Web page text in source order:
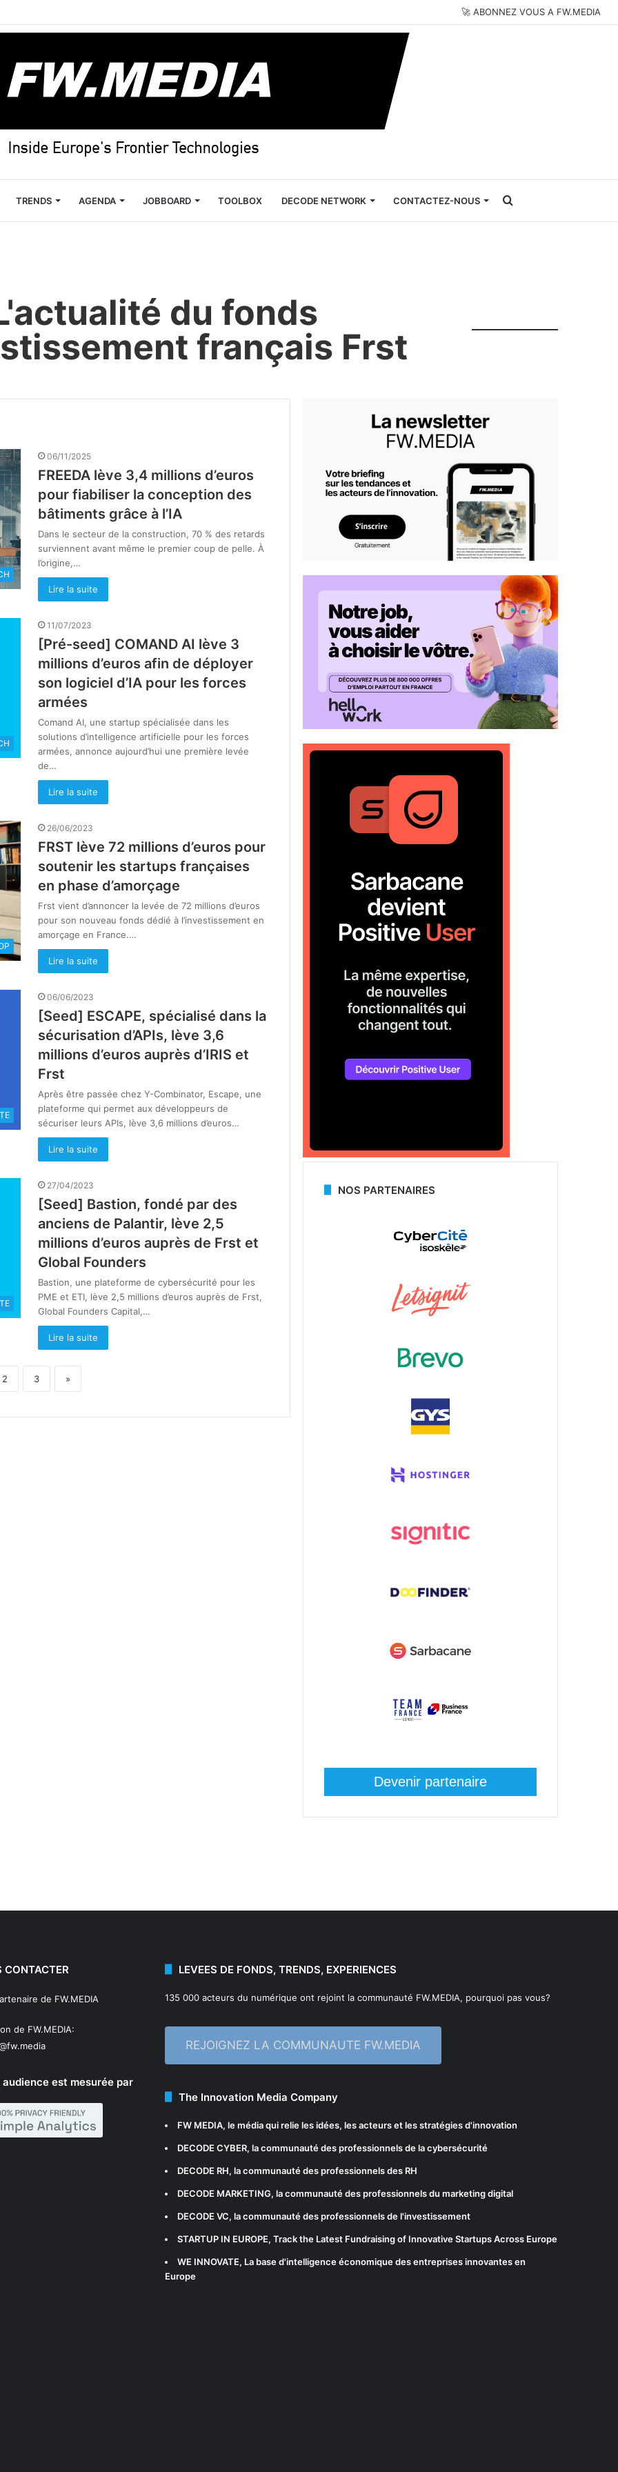
🚀 ABONNEZ VOUS A FW.MEDIA
TRENDS AGENDA JOBBOARD TOOLBOX DECODE NETWORK CONTACTEZ-NOUS Rechercher
du fonds
français Frst
06/11/2025
FREEDA lève 3,4 millions d’euros
pour fiabiliser la conception des
bâtiments grâce à l’IA
Dans le secteur de la construction, 70 % des retards
surviennent avant même le premier coup de pelle. À
l’origine,…
Lire la suite
11/07/2023
[Pré-seed] COMAND AI lève 3
millions d’euros afin de déployer
son logiciel d’IA pour les forces
armées
Comand AI, une startup spécialisée dans les
solutions d’intelligence artificielle pour les forces
armées, annonce aujourd’hui une première levée
de…
Lire la suite
26/06/2023
FRST lève 72 millions d’euros pour
soutenir les startups françaises
en phase d’amorçage
Frst vient d’annoncer la levée de 72 millions d’euros
pour son nouveau fonds dédié à l’investissement en
amorçage en France.…
Lire la suite
06/06/2023
[Seed] ESCAPE, spécialisé dans la
sécurisation d’APIs, lève 3,6
millions d’euros auprès d’IRIS et
Frst
Après être passée chez Y-Combinator, Escape, une
plateforme qui permet aux développeurs de
sécuriser leurs APIs, lève 3,6 millions d’euros…
Lire la suite
27/04/2023
[Seed] Bastion, fondé par des
anciens de Palantir, lève 2,5
millions d’euros auprès de Frst et
Global Founders
Bastion, une plateforme de cybersécurité pour les
PME et ETI, lève 2,5 millions d’euros auprès de Frst,
Global Founders Capital,…
Lire la suite
2 3 »
NOS PARTENAIRES
Devenir partenaire
CONTACTER
de FW.MEDIA
de FW.MEDIA:
est mesurée par
LEVEES DE FONDS, TRENDS, EXPERIENCES
135 000 acteurs du numérique ont rejoint la communauté FW.MEDIA, pourquoi pas vous?
REJOIGNEZ LA COMMUNAUTE FW.MEDIA
The Innovation Media Company
FW MEDIA, le média qui relie les idées, les acteurs et les stratégies d'innovation
DECODE CYBER, la communauté des professionnels de la cybersécurité
DECODE RH, la communauté des professionnels des RH
DECODE MARKETING, la communauté des professionnels du marketing digital
DECODE VC, la communauté des professionnels de l'investissement
STARTUP IN EUROPE, Track the Latest Fundraising of Innovative Startups Across Europe
WE INNOVATE, La base d'intelligence économique des entreprises innovantes en
Europe